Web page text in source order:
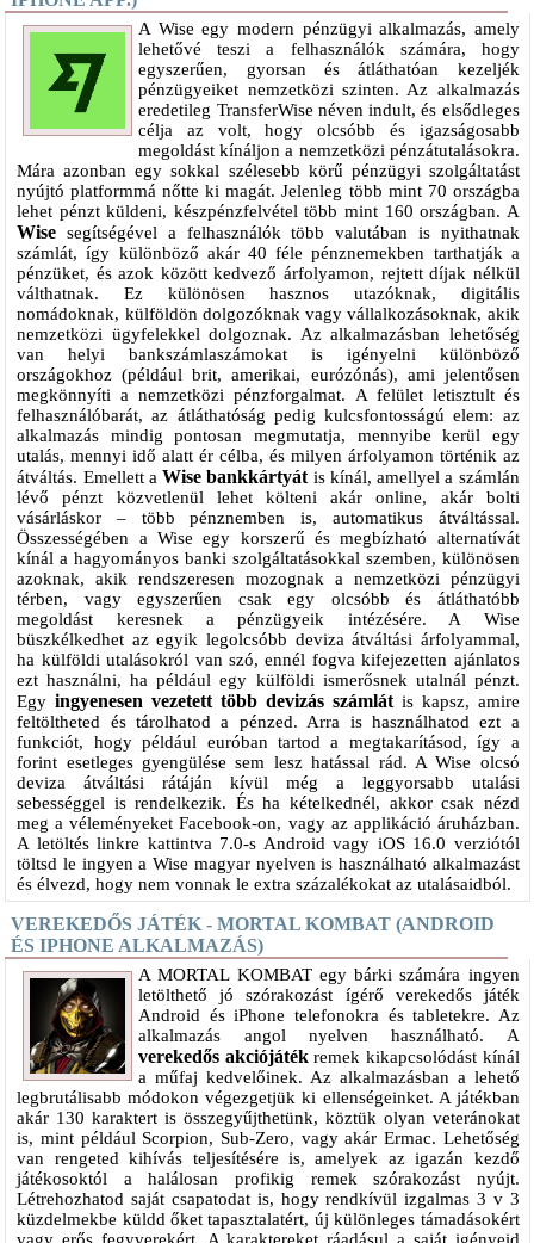
A Wise egy modern pénzügyi alkalmazás, amely
lehetővé teszi a felhasználók számára, hogy
egyszerűen, gyorsan és átláthatóan kezeljék
pénzügyeiket nemzetközi szinten. Az alkalmazás
eredetileg TransferWise néven indult, és elsődleges
célja az volt, hogy olcsóbb és igazságosabb
megoldást kínáljon a nemzetközi pénzátutalásokra.
Mára azonban egy sokkal szélesebb körű pénzügyi szolgáltatást
nyújtó platformmá nőtte ki magát. Jelenleg több mint 70 országba
lehet pénzt küldeni, készpénzfelvétel több mint 160 országban. A
Wise segítségével a felhasználók több valutában is nyithatnak
számlát, így különböző akár 40 féle pénznemekben tarthatják a
pénzüket, és azok között kedvező árfolyamon, rejtett díjak nélkül
válthatnak. Ez különösen hasznos utazóknak, digitális
nomádoknak, külföldön dolgozóknak vagy vállalkozásoknak, akik
nemzetközi ügyfelekkel dolgoznak. Az alkalmazásban lehetőség
van helyi bankszámlaszámokat is igényelni különböző
országokhoz (például brit, amerikai, eurózónás), ami jelentősen
megkönnyíti a nemzetközi pénzforgalmat. A felület letisztult és
felhasználóbarát, az átláthatóság pedig kulcsfontosságú elem: az
alkalmazás mindig pontosan megmutatja, mennyibe kerül egy
utalás, mennyi idő alatt ér célba, és milyen árfolyamon történik az
átváltás. Emellett aWise bankkártyátis kínál, amellyel a számlán
lévő pénzt közvetlenül lehet költeni akár online, akár bolti
vásárláskor – több pénznemben is, automatikus átváltással.
Összességében a Wise egy korszerű és megbízható alternatívát
kínál a hagyományos banki szolgáltatásokkal szemben, különösen
azoknak, akik rendszeresen mozognak a nemzetközi pénzügyi
térben, vagy egyszerűen csak egy olcsóbb és átláthatóbb
megoldást keresnek a pénzügyeik intézésére. A Wise
büszkélkedhet az egyik legolcsóbb deviza átváltási árfolyammal,
ha külföldi utalásokról van szó, ennél fogva kifejezetten ajánlatos
ezt használni, ha például egy külföldi ismerősnek utalnál pénzt.
Egyingyenesen vezetett több devizás számlátis kapsz, amire
feltöltheted és tárolhatod a pénzed. Arra is használhatod ezt a
funkciót, hogy például euróban tartod a megtakarításod, így a
forint esetleges gyengülése sem lesz hatással rád. A Wise olcsó
deviza átváltási rátáján kívül még a leggyorsabb utalási
sebességgel is rendelkezik. És ha kételkednél, akkor csak nézd
meg a véleményeket Facebook-on, vagy az applikáció áruházban.
A letöltés linkre kattintva 7.0-s Android vagy iOS 16.0 verziótól
töltsd le ingyen a Wise magyar nyelven is használható alkalmazást
és élvezd, hogy nem vonnak le extra százalékokat az utalásaidból.
VEREKEDŐS JÁTÉK - MORTAL KOMBAT (ANDROID
ÉS IPHONE ALKALMAZÁS)
A MORTAL KOMBAT egy bárki számára ingyen
letölthető jó szórakozást ígérő verekedős játék
Android és iPhone telefonokra és tabletekre. Az
alkalmazás angol nyelven használható. A
verekedős akciójátékremek kikapcsolódást kínál
a műfaj kedvelőinek. Az alkalmazásban a lehető
legbrutálisabb módokon végezgetjük ki ellenségeinket. A játékban
akár 130 karaktert is összegyűjthetünk, köztük olyan veteránokat
is, mint például Scorpion, Sub-Zero, vagy akár Ermac. Lehetőség
van rengeted kihívás teljesítésére is, amelyek az igazán kezdő
játékosoktól a halálosan profikig remek szórakozást nyújt.
Létrehozhatod saját csapatodat is, hogy rendkívül izgalmas 3 v 3
küzdelmekbe küldd őket tapasztalatért, új különleges támadásokért